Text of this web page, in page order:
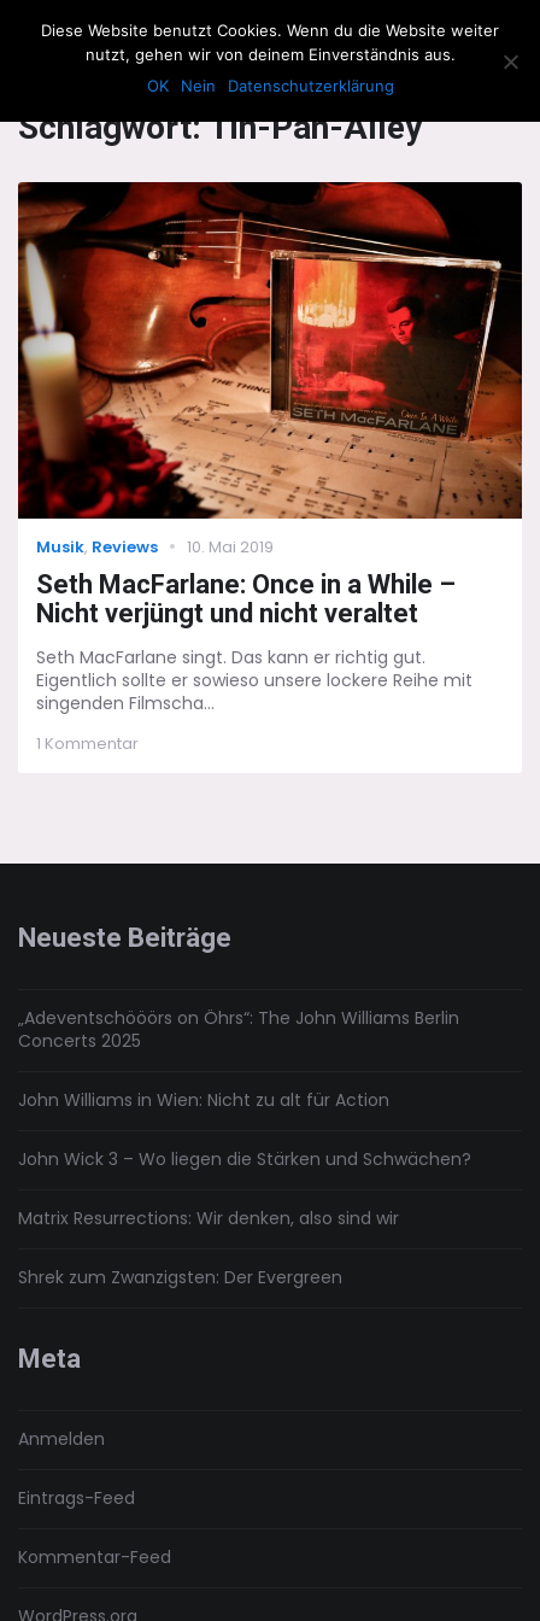
The Howling Men
Schlagwort:Tin-Pan-Alley
Categories
Musik, Reviews
Posted
10. Mai 2019
Seth MacFarlane: Once in a While –
Nicht verjüngt und nicht veraltet
Seth MacFarlane singt. Das kann er richtig gut.
Eigentlich sollte er sowieso unsere lockere Reihe mit
singenden Filmscha...
1 Kommentarzu
verjüngt
Neueste Beiträge
„Adeventschööörs on Öhrs“: The John Williams Berlin
Concerts 2025
John Williams in Wien: Nicht zu alt für Action
John Wick 3 – Wo liegen die Stärken und Schwächen?
Matrix Resurrections: Wir denken, also sind wir
Shrek zum Zwanzigsten: Der Evergreen
Meta
Anmelden
Eintrags-Feed
Kommentar-Feed
WordPress.org
Diese Website benutzt Cookies. Wenn du die Website weiter
nutzt, gehen wir von deinem Einverständnis aus.
OK
Nein Datenschutzerklärung